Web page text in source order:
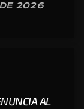
2026
AL